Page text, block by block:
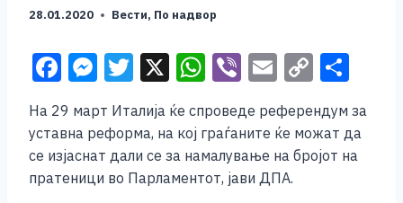
28.01.2020 Вести, По надвор
F
a
c
e
b
M
ss
e
n
T
wi
tt
er
X W
at
s
A
Vi
er
E
m
ai
l
C
p
y
ar
e
На 29 март Италија ќе спроведе референдум за
уставна реформа, на кој граѓаните ќе можат да
се изјаснат дали се за намалување на бројот на
пратеници во Парламентот, јави ДПА.